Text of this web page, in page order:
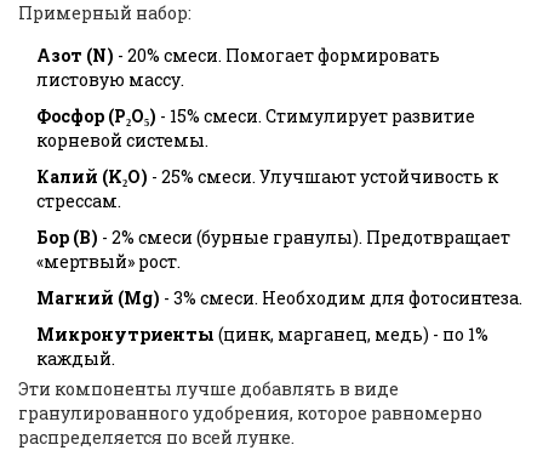
Примерный набор:
Азот (N) - 20% смеси. Помогает формировать
листовую массу.
Фосфор (P₂O₅) - 15% смеси. Стимулирует развитие
корневой системы.
Калий (K₂O) - 25% смеси. Улучшают устойчивость к
стрессам.
Бор (B) - 2% смеси (бурные гранулы). Предотвращает
«мертвый» рост.
Магний (Mg) - 3% смеси. Необходим для фотосинтеза.
Микронутриенты (цинк, марганец, медь) - по 1%
каждый.
Эти компоненты лучше добавлять в виде
гранулированного удобрения, которое равномерно
распределяется по всей лунке.